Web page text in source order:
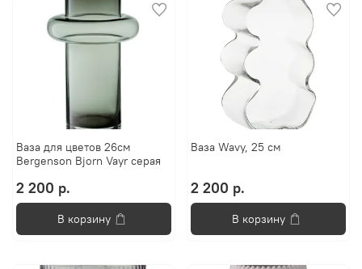
Ваза для цветов 26см
Bergenson Bjorn Vayr серая
2 200 р.
В корзину
Ваза Wavy, 25 см
2 200 р.
В корзину